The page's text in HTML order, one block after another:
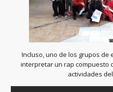
Incluso, uno de los grupos
interpretar un rap compuesto
actividades